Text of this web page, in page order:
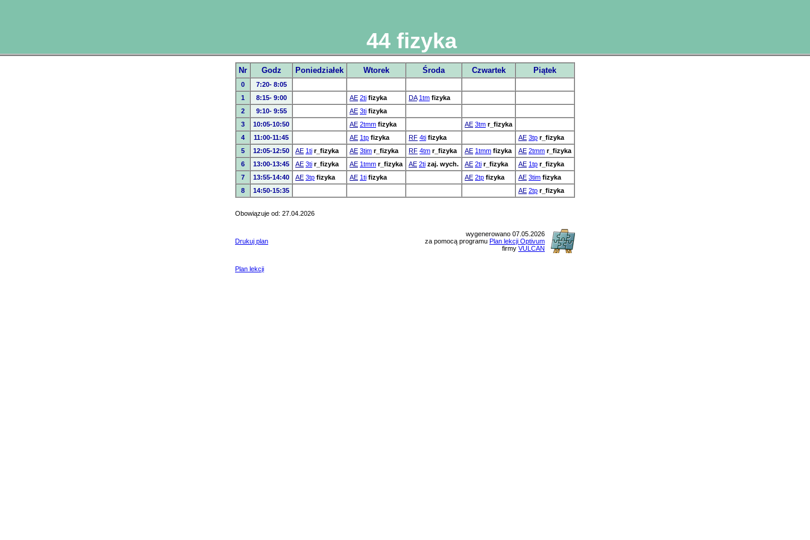
44 fizyka
Nr Godz Poniedziałek Wtorek Środa Czwartek Piątek
0
7:20- 8:05
1
8:15- 9:00 AE 2ti fizyka DA 1tm fizyka
2
9:10- 9:55 AE 3ti fizyka
3
10:05-10:50 AE 2tmm fizyka AE 3tm r_fizyka
4
11:00-11:45 AE 1tp fizyka RF 4ti fizyka AE 3tp r_fizyka
5
12:05-12:50 AE 1ti r_fizyka AE 3tim r_fizyka RF 4tm r_fizyka AE 1tmm fizyka AE 2tmm r_fizyka
6
13:00-13:45 AE 3ti r_fizyka AE 1tmm r_fizyka AE 2ti zaj. wych. AE 2ti r_fizyka AE 1tp r_fizyka
7
13:55-14:40 AE 3tp fizyka AE 1ti fizyka AE 2tp fizyka AE 3tim fizyka
8
14:50-15:35 AE 2tp r_fizyka
Obowiązuje od: 27.04.2026
Drukuj plan
wygenerowano 07.05.2026
za pomocą programu Plan lekcji Optivum
firmy VULCAN
Plan lekcji